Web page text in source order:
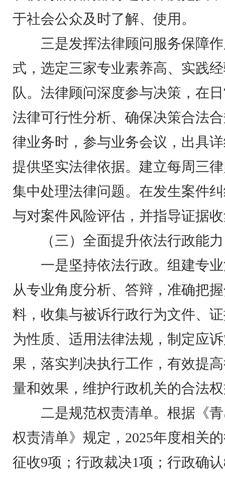
于社会公众及时了解、使用。
三是发挥法律顾问服务保障
式，选定三家专业素养高、实践
队。法律顾问深度参与决策，在
法律可行性分析、确保决策合法
律业务时，参与业务会议，出具
提供坚实法律依据。建立每周三
集中处理法律问题。在发生案件
与对案件风险评估，并指导证据
（三）全面提升依法行政能力
一是坚持依法行政。组建专
从专业角度分析、答辩，准确把
料，收集与被诉行政行为文件、
为性质、适用法律法规，制定应
果，落实判决执行工作，有效提
量和效果，维护行政机关的合法
二是规范权责清单。根据《
权责清单》规定，2025年度相关
征收9项；行政裁决1项；行政确